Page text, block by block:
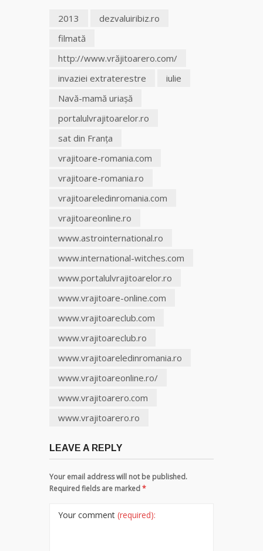
2013
dezvaluiribiz.ro
filmată
http://www.vrăjitoarero.com/
invaziei extraterestre
iulie
Navă-mamă uriaşă
portalulvrajitoarelor.ro
sat din Franţa
vrajitoare-romania.com
vrajitoare-romania.ro
vrajitoareledinromania.com
vrajitoareonline.ro
www.astrointernational.ro
www.international-witches.com
www.portalulvrajitoarelor.ro
www.vrajitoare-online.com
www.vrajitoareclub.com
www.vrajitoareclub.ro
www.vrajitoareledinromania.ro
www.vrajitoareonline.ro/
www.vrajitoarero.com
www.vrajitoarero.ro
LEAVE A REPLY
Your email address will not be published.
Required fields are marked*
Your comment (required):